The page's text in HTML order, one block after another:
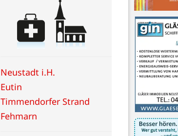
Neustadt i.H.
Eutin
Timmendorfer Strand
Fehmarn